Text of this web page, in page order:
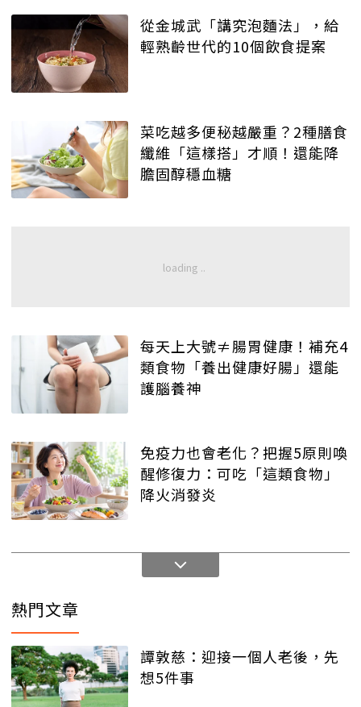
從金城武「講究泡麵法」，給
輕熟齡世代的10個飲食提案
菜吃越多便秘越嚴重？2種膳食
纖維「這樣搭」才順！還能降
膽固醇穩血糖
每天上大號≠腸胃健康！補充4
類食物「養出健康好腸」還能
護腦養神
免疫力也會老化？把握5原則喚
醒修復力：可吃「這類食物」
降火消發炎
熱門文章
譚敦慈：迎接一個人老後，先
想5件事